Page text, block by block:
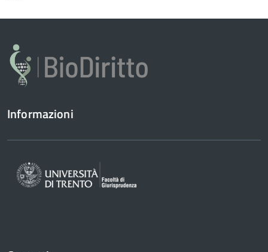
Informazioni